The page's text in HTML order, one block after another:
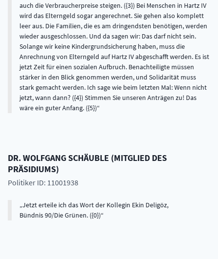
auch die Verbraucherpreise steigen. ({3}) Bei Menschen in Hartz IV
wird das Elterngeld sogar angerechnet. Sie gehen also komplett
leer aus. Die Familien, die es am dringendsten benötigen, werden
wieder ausgeschlossen. Und da sagen wir: Das darf nicht sein.
Solange wir keine Kindergrundsicherung haben, muss die
Anrechnung von Elterngeld auf Hartz IV abgeschafft werden. Es ist
jetzt Zeit für einen sozialen Aufbruch. Benachteiligte müssen
stärker in den Blick genommen werden, und Solidarität muss
stark gemacht werden. Ich sage wie beim letzten Mal: Wenn nicht
jetzt, wann dann? ({4}) Stimmen Sie unseren Anträgen zu! Das
wäre ein guter Anfang. ({5})
DR.WOLFGANGSCHÄUBLE (MITGLIED DES
PRÄSIDIUMS)
Politiker ID: 11001938
Jetzt erteile ich das Wort der Kollegin Ekin Deligöz,
Bündnis 90/Die Grünen. ({0})